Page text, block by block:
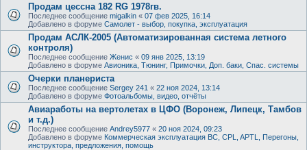
Продам цессна 182 RG 1978гв.
Последнее сообщение migalkin « 07 фев 2025, 16:14
Добавлено в форуме Самолет - выбор, покупка, эксплуатация
Продам АСЛК-2005 (Автоматизированная система летного
контроля)
Последнее сообщение Женис « 09 янв 2025, 13:19
Добавлено в форуме Авионика, Тюнинг, Примочки, Доп. баки, Спас. системы
Очерки планериста
Последнее сообщение Sergey 241 « 22 ноя 2024, 13:14
Добавлено в форуме Фотоальбомы, видео, отчёты
Авиаработы на вертолетах в ЦФО (Воронеж, Липецк, Тамбов
и т.д.)
Последнее сообщение Andrey5977 « 20 ноя 2024, 09:23
Добавлено в форуме Коммерческая эксплуатация ВС, CPL, APTL, Перегоны,
инструктора, предложения, помощь